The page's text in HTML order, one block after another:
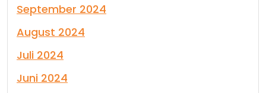
September 2024
August 2024
Juli 2024
Juni 2024